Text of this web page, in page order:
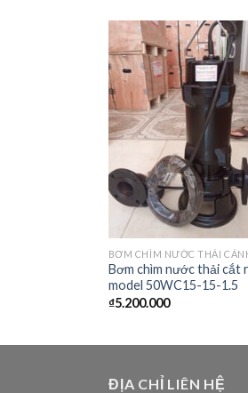
BƠM CHÌM NƯỚC THẢI
Bơm chìm nước thải cắt
model 50WC15-15-1.5
₫5.200.000
ĐỊA CHỈ LIÊN HỆ